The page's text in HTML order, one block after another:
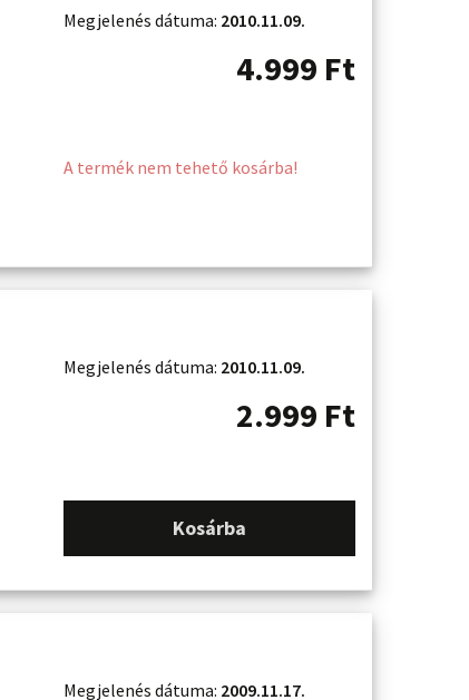
Megjelenés dátuma: 2010.11.09.
4.999 Ft
A termék nem tehető kosárba!
Megjelenés dátuma: 2010.11.09.
2.999 Ft
Kosárba
Megjelenés dátuma: 2009.11.17.